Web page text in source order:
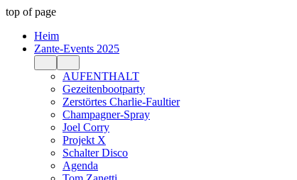
top of page
Heim
Zante-Events 2025
AUFENTHALT
Gezeitenbootparty
Zerstörtes Charlie-Faultier
Champagner-Spray
Joel Corry
Projekt X
Schalter Disco
Agenda